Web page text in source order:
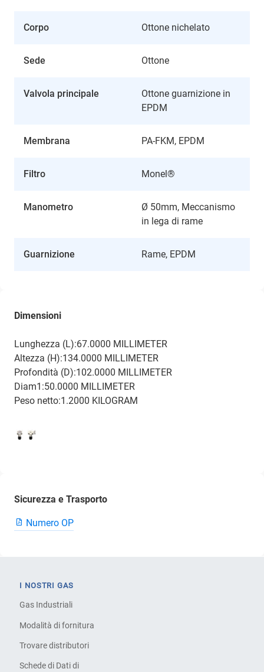
Corpo Ottone nichelato
Sede Ottone
Valvola principale
Ottone guarnizione in
EPDM
Membrana PA-FKM, EPDM
Filtro Monel®
Manometro
Ø 50mm, Meccanismo
in lega di rame
Guarnizione Rame, EPDM
Dimensioni
Lunghezza (L):67.0000 MILLIMETER
Altezza (H):134.0000 MILLIMETER
Profondità (D):102.0000 MILLIMETER
Diam1:50.0000 MILLIMETER
Peso netto:1.2000 KILOGRAM
Sicurezza e Trasporto
Numero OP
I NOSTRI GAS
Gas Industriali
Modalità di fornitura
Trovare distributori
Schede di Dati di